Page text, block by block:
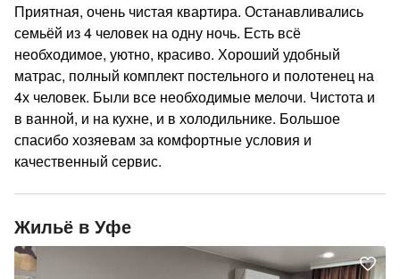
Приятная, очень чистая квартира. Останавливались
семьёй из 4 человек на одну ночь. Есть всё
необходимое, уютно, красиво. Хороший удобный
матрас, полный комплект постельного и полотенец на
4х человек. Были все необходимые мелочи. Чистота и
в ванной, и на кухне, и в холодильнике. Большое
спасибо хозяевам за комфортные условия и
качественный сервис.
Жильё в Уфе